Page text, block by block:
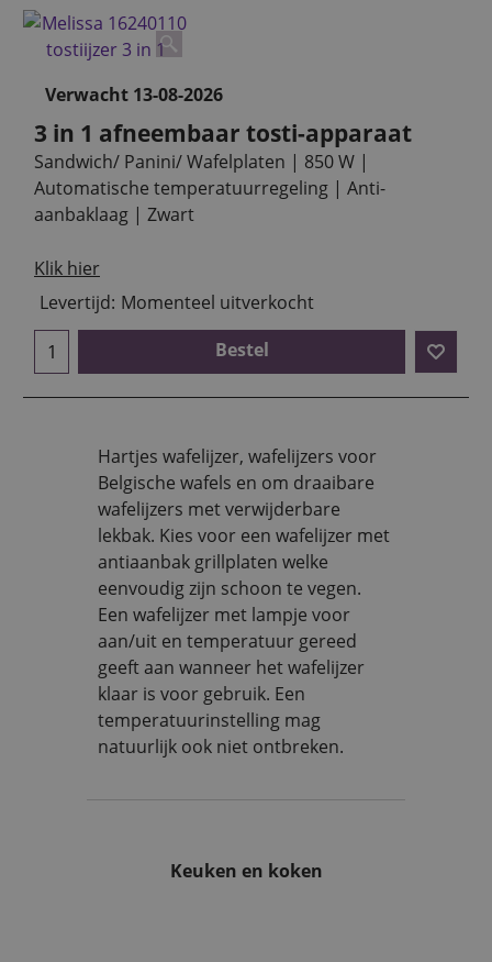
Verwacht 13-08-2026
3 in 1 afneembaar tosti-apparaat
Sandwich/ Panini/ Wafelplaten | 850 W |
Automatische temperatuurregeling | Anti-
aanbaklaag | Zwart
Klik hier
Levertijd: Momenteel uitverkocht
Bestel
Hartjes wafelijzer, wafelijzers voor
Belgische wafels en om draaibare
wafelijzers met verwijderbare
lekbak. Kies voor een wafelijzer met
antiaanbak grillplaten welke
eenvoudig zijn schoon te vegen.
Een wafelijzer met lampje voor
aan/uit en temperatuur gereed
geeft aan wanneer het wafelijzer
klaar is voor gebruik. Een
temperatuurinstelling mag
natuurlijk ook niet ontbreken.
Keuken en koken